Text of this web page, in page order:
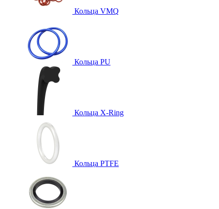
Кольца VMQ
Кольца PU
Кольца X-Ring
Кольца PTFE